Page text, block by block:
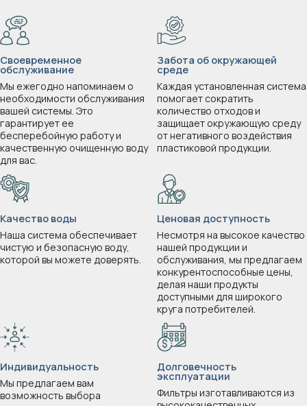
Своевременное
обслуживание
Мы ежегодно напоминаем о
необходимости обслуживания
вашей системы. Это
гарантирует ее
бесперебойную работу и
качественную очищенную воду
для вас.
Забота об окружающей
среде
Каждая установленная система
помогает сократить
количество отходов и
защищает окружающую среду
от негативного воздействия
пластиковой продукции.
Качество воды
Наша система обеспечивает
чистую и безопасную воду,
которой вы можете доверять.
Ценовая доступность
Несмотря на высокое качество
нашей продукции и
обслуживания, мы предлагаем
конкурентоспособные цены,
делая наши продукты
доступными для широкого
круга потребителей.
Индивидуальность
Мы предлагаем вам
возможность выбора
Долговечность
эксплуатации
Фильтры изготавливаются из